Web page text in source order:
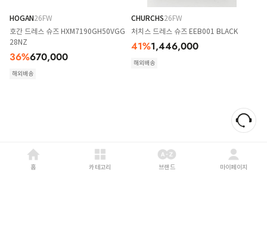
HOGAN26FW
호간 드레스 슈즈 HXM7190GH50VGG
28NZ
36%670,000
해외배송
CHURCHS26FW
처치스 드레스 슈즈 EEB001 BLACK
41%1,446,000
해외배송
홈 카테고리 브랜드 마이페이지